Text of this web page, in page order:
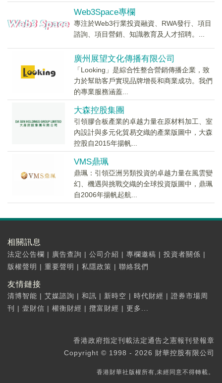
Web3Space專欄
專注於Web3行業投資融資、RWA發行、項目
諮詢、項目營銷、知識教育及人才招聘。...
廣州展望文化傳播有限公司
「Looking」是綜合性整合營銷傳播企業，致
力於幫助客戶實現品牌增長和商業成功。我們
的專業服務涵蓋...
大森控股集團
引領膠合板產業的卓越力量在原材料加工、室
內設計與多元化貿易交織的產業版圖中，大森
控股自2015年揚帆...
VMS鼎珮
鼎珮：引領亞洲另類投資的卓越力量在風雲變
幻、機遇與挑戰交織的全球投資版圖中，鼎珮
自2006年揚帆起航...
相關訊息
法定公告欄 | 廣告查詢 | 公司介紹 | 專欄邀稿 | 投資者關係 |
版權聲明 | 重要聲明 | 私隱政策 | 聯絡我們
友情鏈接
清博智能 | 艾媒諮詢 | 和訊 | 新時空 | 時代財經 | 證券市場周
刊
| 壹財信 | 權衡財經 | 攬富財經 | 更多...
香港政府指定刊載法定通告之憲報刊登報章
Copyright © 1998 - 2026 財華控股有限公司
香港財華社版權所有,未經同意不得轉載。